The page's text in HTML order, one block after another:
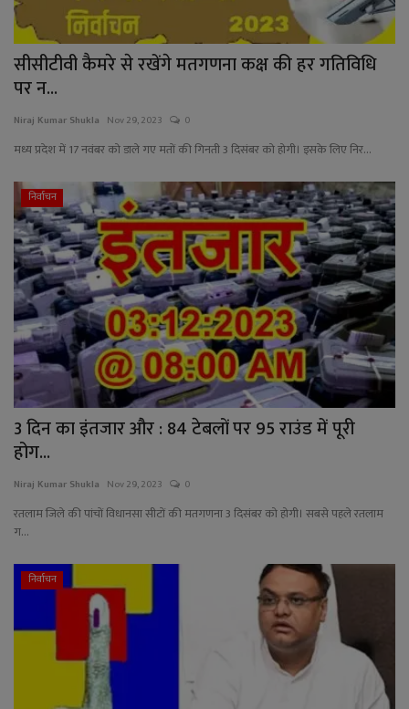
सीसीटीवी कैमरे से रखेंगे मतगणना कक्ष की हर गतिविधि
पर न...
Niraj Kumar Shukla Nov 29, 2023 0
मध्य प्रदेश में 17 नवंबर को डाले गए मतों की गिनती 3 दिसंबर को होगी। इसके लिए निर...
निर्वाचन
3 दिन का इंतजार और : 84 टेबलों पर 95 राउंड में पूरी
होग...
Niraj Kumar Shukla Nov 29, 2023 0
रतलाम जिले की पांचों विधानसा सीटों की मतगणना 3 दिसंबर को होगी। सबसे पहले रतलाम
ग...
निर्वाचन